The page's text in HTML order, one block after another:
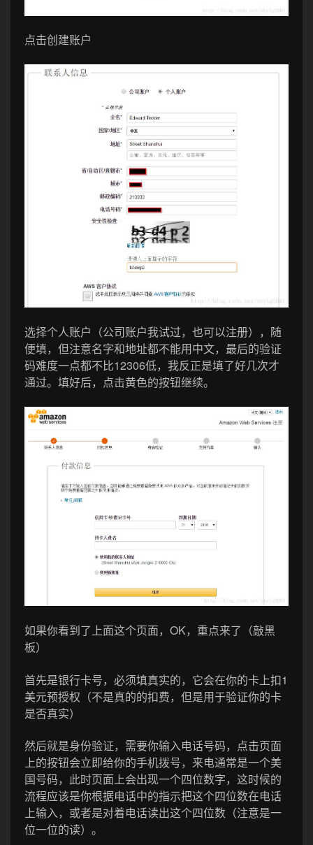
点击创建账户
选择个人账户（公司账户我试过，也可以注册），随
便填，但注意名字和地址都不能用中文，最后的验证
码难度一点都不比12306低，我反正是填了好几次才
通过。填好后，点击黄色的按钮继续。
如果你看到了上面这个页面，OK，重点来了（敲黑
板）
首先是银行卡号，必须填真实的，它会在你的卡上扣1
美元预授权（不是真的的扣费，但是用于验证你的卡
是否真实）
然后就是身份验证，需要你输入电话号码，点击页面
上的按钮会立即给你的手机拨号，来电通常是一个美
国号码，此时页面上会出现一个四位数字，这时候的
流程应该是你根据电话中的指示把这个四位数在电话
上输入，或者是对着电话读出这个四位数（注意是一
位一位的读）。